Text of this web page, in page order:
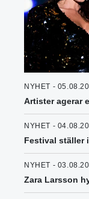
NYHET -
Artister agerar
NYHET -
Festival ställer
NYHET -
Zara Larsson